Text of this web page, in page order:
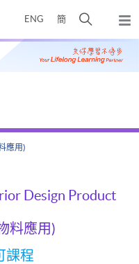
ENG 簡
開
搜
尋
彈
出
主
應用)
Design Product
料應用)
課程